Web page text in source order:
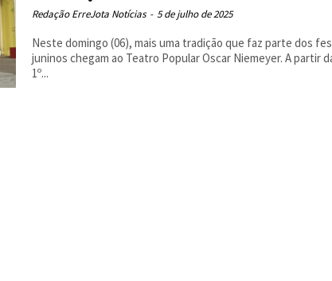
Redação ErreJota Notícias - 5 de julho de 2025
Neste domingo (06), mais uma tradição que faz parte dos
juninos chegam ao Teatro Popular Oscar Niemeyer. A partir
1º...